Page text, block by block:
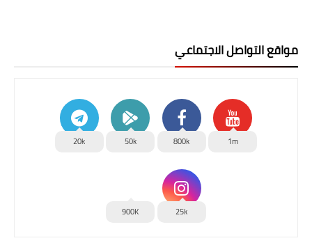
مواقع التواصل الاجتماعي
1m
800k
50k
20k
25k
900K